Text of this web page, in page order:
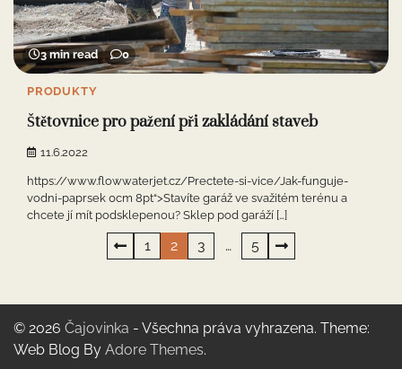
3 min read 0
PRODUKTY
Štětovnice pro pažení při zakládání staveb
11.6.2022
https://www.flowwaterjet.cz/Prectete-si-vice/Jak-funguje-
vodni-paprsek 0cm 8pt“>Stavíte garáž ve svažitém terénu a
chcete jí mít podsklepenou? Sklep pod garáží […]
Stránkování
1 2 3 … 5
© 2026 Čajovinka - Všechna práva vyhrazena. Theme:
Web Blog By Adore Themes.